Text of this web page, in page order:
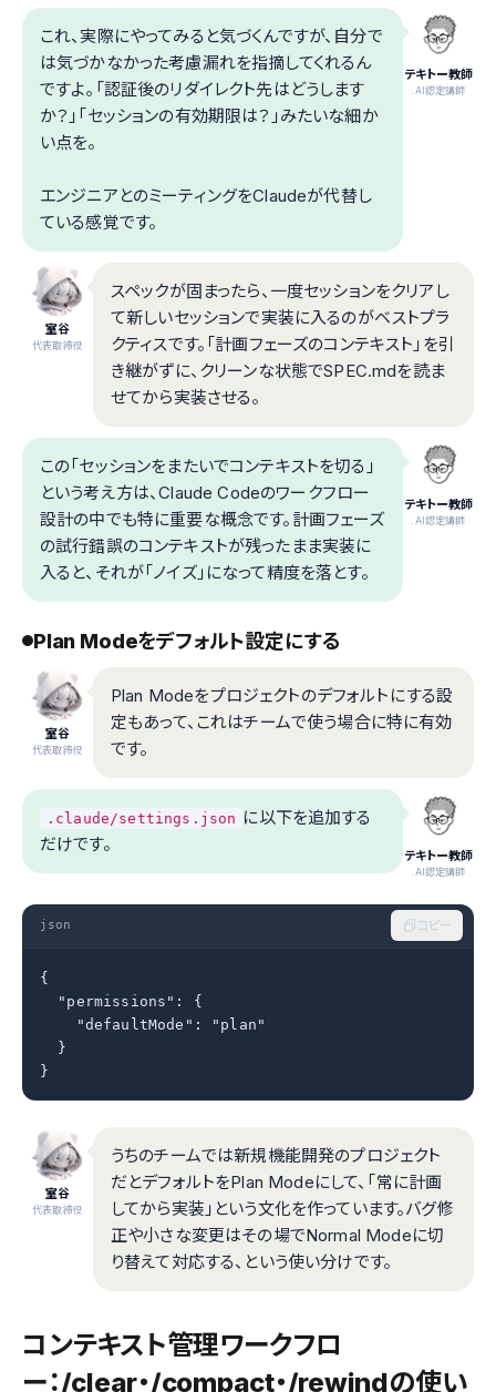
テキトー教師
.AI認定講師
これ、実際にやってみると気づくんですが、自分で
は気づかなかった考慮漏れを指摘してくれるん
ですよ。「認証後のリダイレクト先はどうします
か？」「セッションの有効期限は？」みたいな細か
い点を。
エンジニアとのミーティングをClaudeが代替し
ている感覚です。
室谷
代表取締役
スペックが固まったら、一度セッションをクリアし
て新しいセッションで実装に入るのがベストプラ
クティスです。「計画フェーズのコンテキスト」を引
き継がずに、クリーンな状態でSPEC.mdを読ま
せてから実装させる。
テキトー教師
.AI認定講師
この「セッションをまたいでコンテキストを切る」
という考え方は、Claude Codeのワークフロー
設計の中でも特に重要な概念です。計画フェーズ
の試行錯誤のコンテキストが残ったまま実装に
入ると、それが「ノイズ」になって精度を落とす。
Plan Modeをデフォルト設定にする
室谷
代表取締役
Plan Modeをプロジェクトのデフォルトにする設
定もあって、これはチームで使う場合に特に有効
です。
テキトー教師
.AI認定講師
.claude/settings.json に以下を追加する
だけです。
json コピー
{
  "permissions": {
    "defaultMode": "plan"
  }
}
室谷
代表取締役
うちのチームでは新規機能開発のプロジェクト
だとデフォルトをPlan Modeにして、「常に計画
してから実装」という文化を作っています。バグ修
正や小さな変更はその場でNormal Modeに切
り替えて対応する、という使い分けです。
コンテキスト管理ワークフロ
ー：/clear・/compact・/rewindの使い